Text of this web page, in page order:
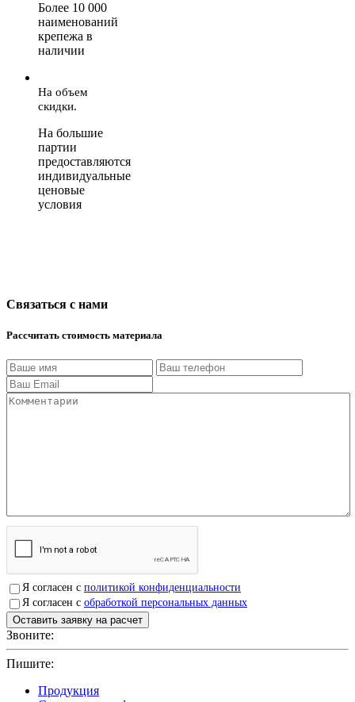
Более 10 000
наименований
крепежа в
наличии
На объем
скидки.
На большие
партии
предоставляются
индивидуальные
ценовые
условия
Связаться с нами
Рассчитать стоимость материала
Я согласен с политикой конфиденциальности
Я согласен с обработкой персональных данных
Звоните:
Пишите:
Продукция